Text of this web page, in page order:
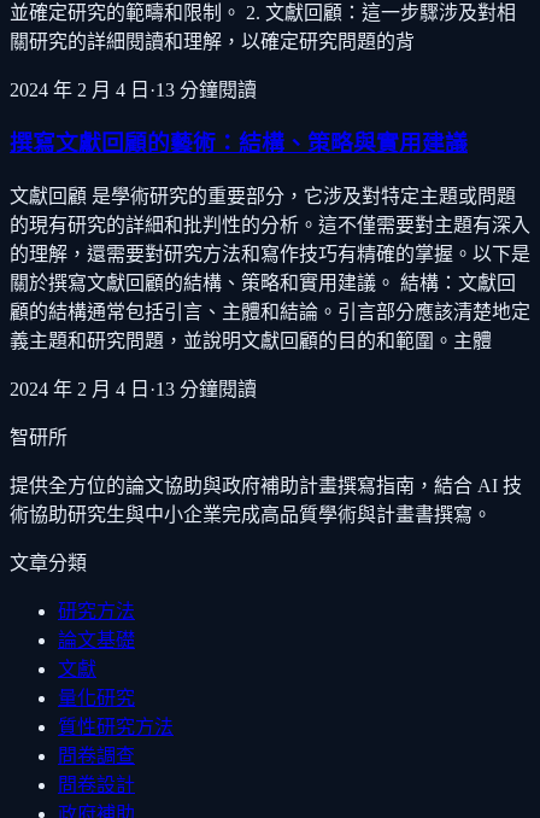
並確定研究的範疇和限制。 2. 文獻回顧：這一步驟涉及對相
關研究的詳細閱讀和理解，以確定研究問題的背
2024 年 2 月 4 日 ·13 分鐘閱讀
撰寫文獻回顧的藝術：結構、策略與實用建議
文獻回顧 是學術研究的重要部分，它涉及對特定主題或問題
的現有研究的詳細和批判性的分析。這不僅需要對主題有深入
的理解，還需要對研究方法和寫作技巧有精確的掌握。以下是
關於撰寫文獻回顧的結構、策略和實用建議。 結構：文獻回
顧的結構通常包括引言、主體和結論。引言部分應該清楚地定
義主題和研究問題，並說明文獻回顧的目的和範圍。主體
2024 年 2 月 4 日 ·13 分鐘閱讀
智研所
提供全方位的論文協助與政府補助計畫撰寫指南，結合 AI 技
術協助研究生與中小企業完成高品質學術與計畫書撰寫。
文章分類
研究方法
論文基礎
文獻
量化研究
質性研究方法
問卷調查
問卷設計
政府補助